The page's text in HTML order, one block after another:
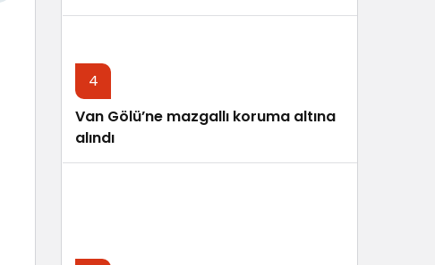
4
Van Gölü’ne mazgallı koruma altına
alındı